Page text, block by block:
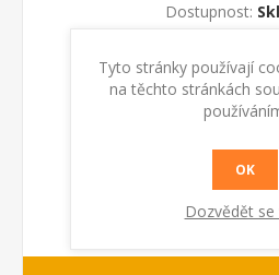
Dostupnost:
Tyto stránky používají
na těchto stránkách
OK
Dozvědět se